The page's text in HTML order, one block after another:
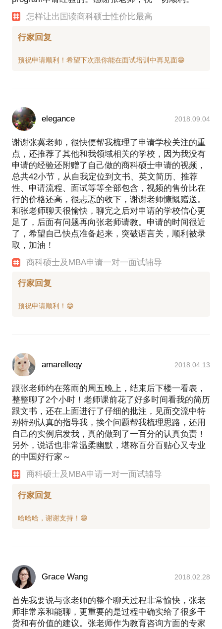
怎样让出国读商科硕士性价比最高
行家回复
elegance 2018.09.04
谢谢张冀老师，很快便帮我梳理了申请学校关注的重
点，还推荐了其他和我领域相关的学校，因为我没有
申请的经验还附赠了自己做的商科硕士申请的视频，
总共42小节，从自我定位到文书、英文简历、推荐
性、申请流程、面试等等全部包含，视频的售价比在
行的价格还高，很忐忑的收下，谢谢老师慷慨赠送。
和张老师聊天很愉快，聊完之后对申请的学校信心更
足了，后面有问题再向张老师请教。申请的时间很近
了，希望自己快点准备起来，突破语言关，顺利被录
取，加油！
商科硕士及MBA申请一对一面试辅导
行家回复
amarelleqy 2018.04.13
跟张老师约在落雨的周五晚上，结束后下楼一看表，
整整聊了2个小时！老师课前花了好多时间看我的简历
跟文书，还在上面进行了仔细的批注，见面交流中特
别特别认真的指导我，挨个问题帮我梳理思路，还用
自己的实例启发我，真的做到了一百分的认真负责！
另外，说话也非常温柔幽默，堪称百分百贴心又专业
的中国好行家～
商科硕士及MBA申请一对一面试辅导
行家回复
Grace Wang 2018.02.28
首先我要说与张老师的整个聊天过程非常愉快，张老
师非常亲和能聊，更重要的是过程中确实给了很多干
货和有价值的建议。张老师作为教育咨询方面的专家